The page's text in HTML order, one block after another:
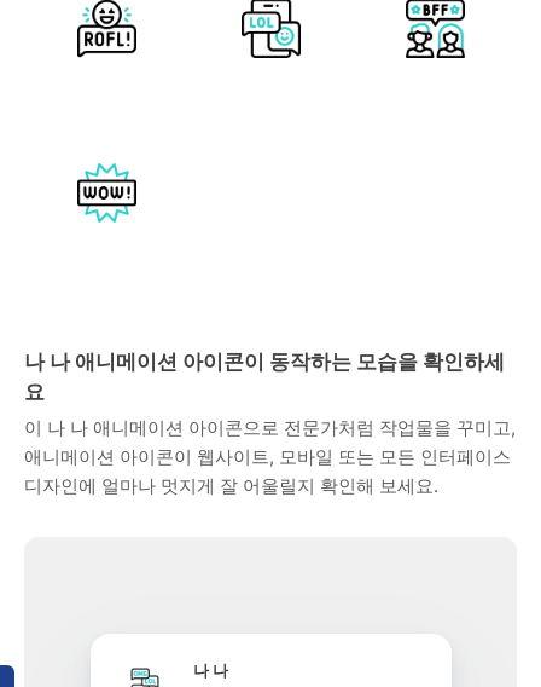
나 나 애니메이션 아이콘이 동작하는 모습을 확인하세
요
이 나 나 애니메이션 아이콘으로 전문가처럼 작업물을 꾸미고,
애니메이션 아이콘이 웹사이트, 모바일 또는 모든 인터페이스
디자인에 얼마나 멋지게 잘 어울릴지 확인해 보세요.
나 나